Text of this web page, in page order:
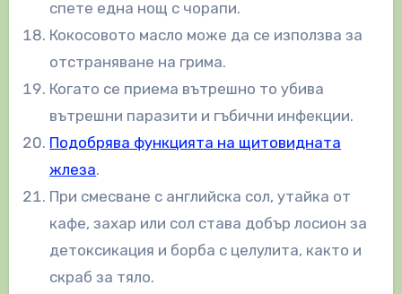
спете една нощ с чорапи.
Кокосовото масло може да се използва за
отстраняване на грима.
Когато се приема вътрешно то убива
вътрешни паразити и гъбични инфекции.
Подобрява функцията на щитовидната
жлеза.
При смесване с английска сол, утайка от
кафе, захар или сол става добър лосион за
детоксикация и борба с целулита, както и
скраб за тяло.